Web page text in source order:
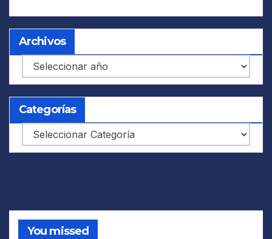
Archivos
Archivos
Categorías
Categorías
You missed